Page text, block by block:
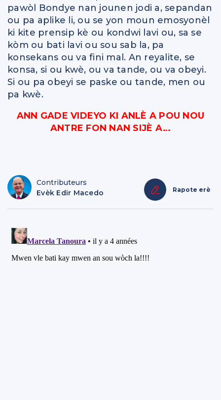
pawòl Bondye nan jounen jodi a, sepandan
ou pa aplike li, ou se yon moun emosyonèl
ki kite prensip kè ou kondwi lavi ou, sa se
kòm ou bati lavi ou sou sab la, pa
konsekans ou va fini mal. An reyalite, se
konsa, si ou kwè, ou va tande, ou va obeyi.
Si ou pa obeyi se paske ou tande, men ou
pa kwè.
ANN GADE VIDEYO KI ANLÈ A POU NOU
ANTRE FON NAN SIJÈ A…
Contributeurs
Evèk Edir Macedo
Rapote erè